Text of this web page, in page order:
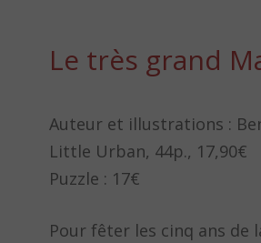
Le très grand
Auteur et illustrations :
Little Urban, 44p., 17,90€
Puzzle : 17€
Pour fêter les cinq ans de